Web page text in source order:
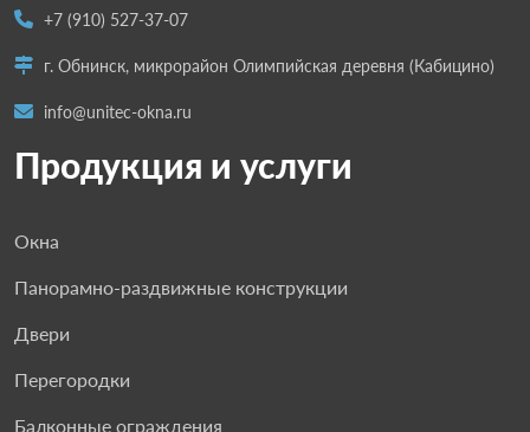
+7 (910) 527-37-07
г. Обнинск, микрорайон Олимпийская деревня (Кабицино)
info@unitec-okna.ru
Продукция и услуги
Окна
Панорамно-раздвижные конструкции
Двери
Перегородки
Балконные ограждения